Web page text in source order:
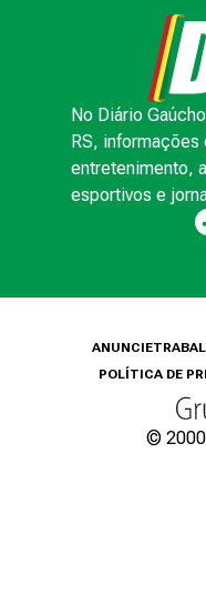
No Diário
RS,
entretenimento,
esportivos e
ANUNCIE
POLÍTICA DE
©